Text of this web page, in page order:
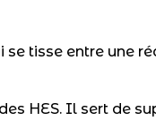
tisse entre une
HES. Il sert de